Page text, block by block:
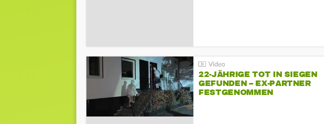
22-JÄHRIGE TOT IN SIEGEN
GEFUNDEN – EX-PARTNER
FESTGENOMMEN